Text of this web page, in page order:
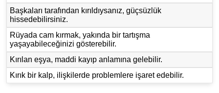
Başkaları tarafından kırıldıysanız, güçsüzlük
hissedebilirsiniz.
Rüyada cam kırmak, yakında bir tartışma
yaşayabileceğinizi gösterebilir.
Kırılan eşya, maddi kayıp anlamına gelebilir.
Kırık bir kalp, ilişkilerde problemlere işaret edebilir.